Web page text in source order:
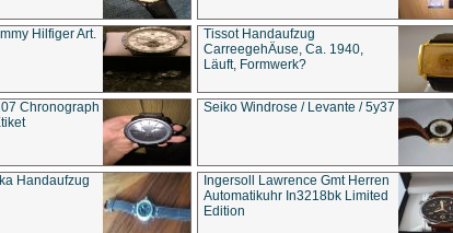
Hilfiger Art.
Tissot Handaufzug
CarreegehÄuse, Ca. 1940,
Läuft, Formwerk?
Chronograph
Seiko Windrose / Levante / 5y37
Handaufzug
Ingersoll Lawrence Gmt Herren
Automatikuhr In3218bk Limited
Edition